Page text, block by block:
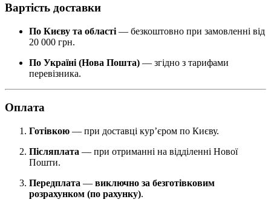
Вартість доставки
По Києву та області — безкоштовно при замовленні від
20 000 грн.
По Україні (Нова Пошта) — згідно з тарифами
перевізника.
Оплата
Готівкою — при доставці кур’єром по Києву.
Післяплата — при отриманні на відділенні Нової
Пошти.
Передплата — виключно за безготівковим
розрахунком (по рахунку).